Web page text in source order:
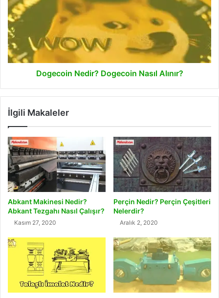
Nasıl
Alınır?
Dogecoin Nedir? Dogecoin Nasıl Alınır?
İlgili Makaleler
Abkant Makinesi Nedir?
Abkant Tezgahı Nasıl Çalışır?
Kasım 27, 2020
Perçin Nedir? Perçin Çeşitleri
Nelerdir?
Aralık 2, 2020